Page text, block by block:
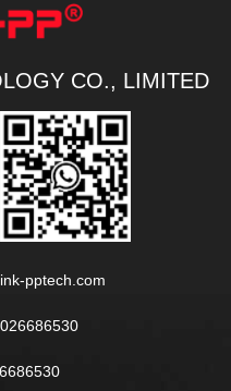
CO., LIMITED
pptech.com